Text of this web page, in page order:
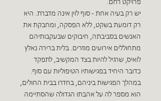
פרויקט רחם.
יש רק בעיה אחת - סוף לוין אינה מדברת. היא
רק דומעת בשקט, ללא הפסקה, ומחבקת את
האנשים בסביבתה, חיבוקים שבעקבותיהם
מתחוללים אירועים מוזרים. בלית ברירה נאלץ
לואיס, שרגיל להיות בצד המקשיב, לתפקד
כדובר היחיד בפגישותיו הטיפוליות עם סוף.
במהלך הפגישות ביניהם, בחדרו בבית החולים,
הוא מספר לה על אהבתו הגדולה שהסתיימה